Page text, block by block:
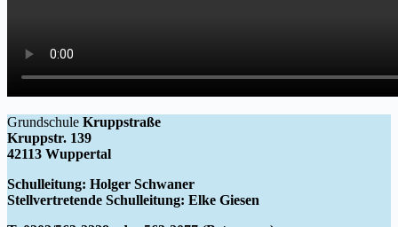
Grundschule Kruppstraße
Kruppstr. 139
42113 Wuppertal
Schulleitung: Holger Schwaner
Stellvertretende Schulleitung: Elke Giesen